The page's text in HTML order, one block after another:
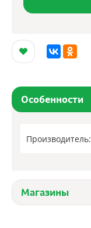
Особенности
Производитель:
Магазины